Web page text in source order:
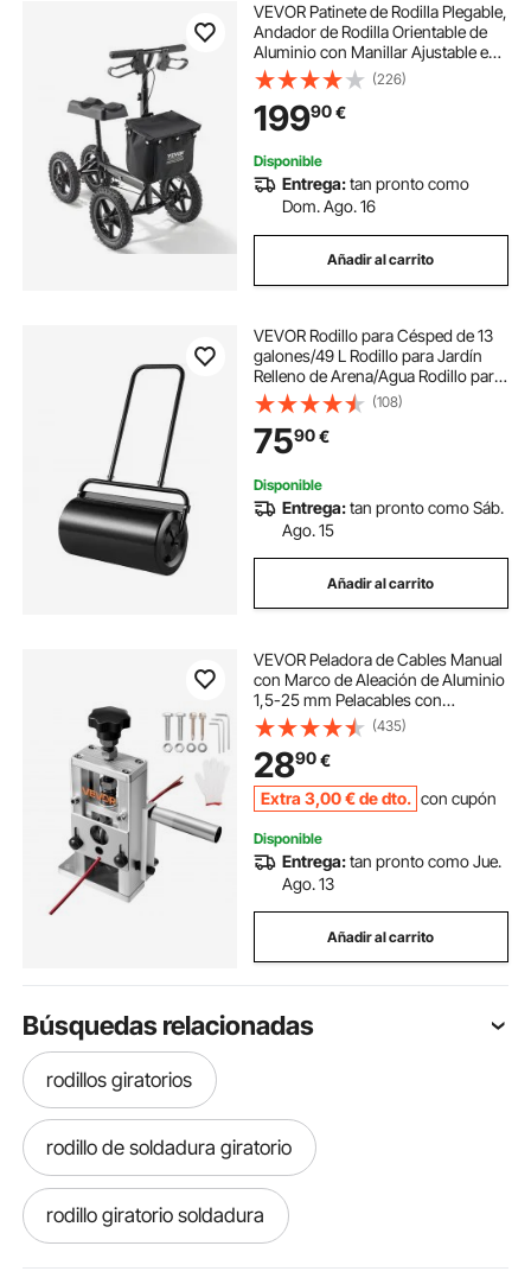
VEVOR Patinete de Rodilla Plegable,
Andador de Rodilla Orientable de
Aluminio con Manillar Ajustable en
Altura y Rodillera, Frenos Dobles,
Recuperación de Piernas para
Lesiones, 160 kg, Negro
(226)
19990€
Disponible
Entrega:tan pronto como
Dom. Ago. 16
Añadir al carrito
VEVOR Rodillo para Césped de 13
galones/49 L Rodillo para Jardín
Relleno de Arena/Agua Rodillo para
Césped de Acero Fácil Giro Mango
Ergonómico en Forma de U para
Césped, Jardín, Granja, Parque
(108)
7590€
Disponible
Entrega:tan pronto como Sáb.
Ago. 15
Añadir al carrito
VEVOR Peladora de Cables Manual
con Marco de Aleación de Aluminio
1,5-25 mm Pelacables con
Manivela o Taladro, Cuchillas
Templadas de 64 Mn, Rodillos de
Acero para Reciclaje de Chatarra de
Cobre
(435)
2890€
Extra 3,00 €de dto. con cupón
Disponible
Entrega:tan pronto como Jue.
Ago. 13
Añadir al carrito
Búsquedas relacionadas
rodillos giratorios
rodillo de soldadura giratorio
rodillo giratorio soldadura